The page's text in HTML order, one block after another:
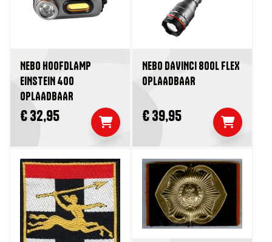
NEBO HOOFDLAMP
EINSTEIN 400
OPLAADBAAR
€ 32,95
NEBO DAVINCI 800L FLEX
OPLAADBAAR
€ 39,95